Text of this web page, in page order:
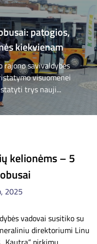
patogios,
kiekvienam
rajono savivaldybės
visuomenei
trys nauji...
kelionėms – 5
2025
vadovai susitiko su
direktoriumi Linu